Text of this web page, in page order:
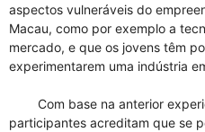
aspectos vulneráveis do
Macau, como por exemplo a
mercado, e que os jovens têm
experimentarem uma indústria
Com base na anterior
participantes acreditam que se